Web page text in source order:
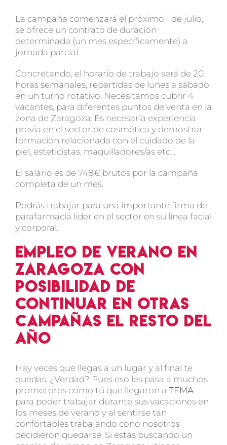
La campaña comenzará el próximo 1 de julio,
se ofrece un contrato de duración
determinada (un mes específicamente) a
jornada parcial.
Concretando, el horario de trabajo será de 20
horas semanales, repartidas de lunes a sábado
en un turno rotativo. Necesitamos cubrir 4
vacantes, para diferentes puntos de venta en la
zona de Zaragoza. Es necesaria experiencia
previa en el sector de cosmética y demostrar
formación relacionada con el cuidado de la
piel, esteticistas, maquilladores/as etc…
El salario es de 748€ brutos por la campaña
completa de un mes.
Podrás trabajar para una importante firma de
parafarmacia líder en el sector en su línea facial
y corporal.
Empleo de verano en
Zaragoza con
posibilidad de
continuar en otras
campañas el resto del
año
Hay veces que llegas a un lugar y al final te
quedas, ¿Verdad? Pues eso les pasa a muchos
promotores como tú que llegaron a TEMA
para poder trabajar durante sus vacaciones en
los meses de verano y al sentirse tan
confortables trabajando cono nosotros
decidieron quedarse. Si estás buscando un